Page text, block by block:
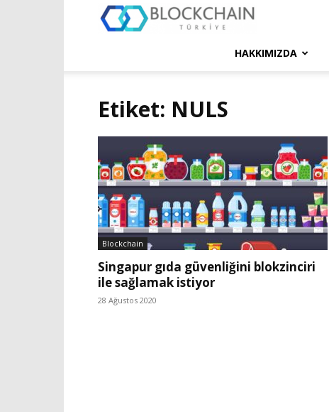
Türkiye
HAKKIMIZDA
Etiket: NULS
Blockchain
Singapur gıda güvenliğini blokzinciri
ile sağlamak istiyor
28 Ağustos 2020